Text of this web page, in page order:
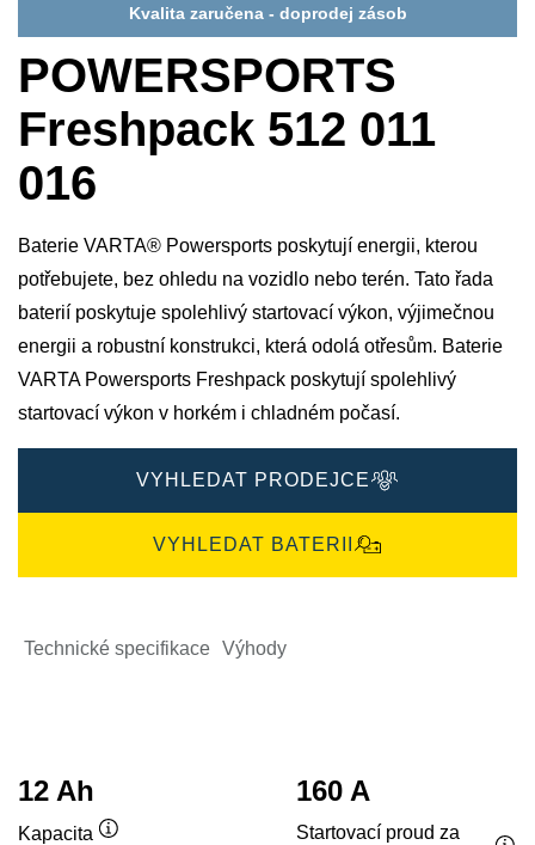
Kvalita zaručena - doprodej zásob
POWERSPORTS
Freshpack 512 011
016
Baterie VARTA® Powersports poskytují energii, kterou
potřebujete, bez ohledu na vozidlo nebo terén. Tato řada
baterií poskytuje spolehlivý startovací výkon, výjimečnou
energii a robustní konstrukci, která odolá otřesům. Baterie
VARTA Powersports Freshpack poskytují spolehlivý
startovací výkon v horkém i chladném počasí.
VYHLEDAT PRODEJCE
VYHLEDAT BATERII
Technické specifikace Výhody
12 Ah
Kapacita
160 A
Startovací proud za